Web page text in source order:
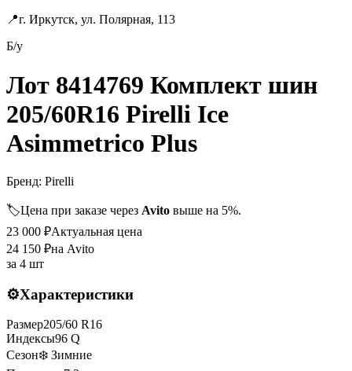
📍г. Иркутск, ул. Полярная, 113
Б/у
Лот 8414769 Комплект шин
205/60R16 Pirelli Ice
Asimmetrico Plus
Бренд: Pirelli
🏷️Цена при заказе через Avito выше на 5%.
23 000 ₽Актуальная цена
24 150 ₽на Avito
за 4 шт
⚙️Характеристики
Размер205/60 R16
Индексы96 Q
Сезон❄️ Зимние